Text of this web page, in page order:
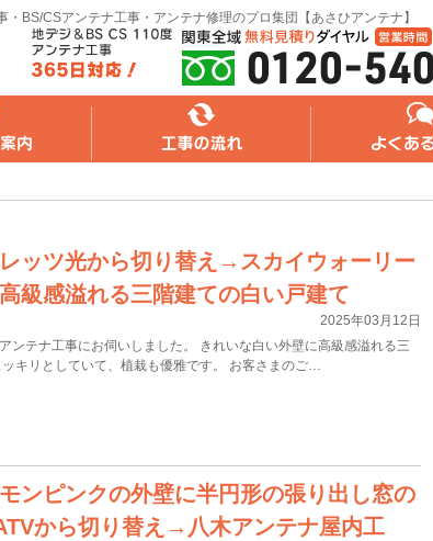
BS/CSアンテナ工事・アンテナ修理のプロ集団【あさひアンテナ】
よくある質問 無料web見積り
ッツ光から切り替え→スカイウォーリー
級感溢れる三階建ての白い戸建て
2025年03月12日
ンテナ工事にお伺いしました。 きれいな白い外壁に高級感溢れる三
キリとしていて、植栽も優雅です。 お客さまのご…
ンピンクの外壁に半円形の張り出し窓の
から切り替え→八木アンテナ屋内工